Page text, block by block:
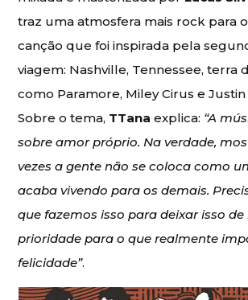
traz uma atmosfera mais rock para
canção que foi inspirada pela
viagem: Nashville, Tennessee, terra
como Paramore, Miley Cirus e
Sobre o tema, TTana explica: “A
sobre amor próprio. Na verdade,
vezes a gente não se coloca como
acaba vivendo para os demais.
que fazemos isso para deixar isso
prioridade para o que realmente
felicidade”.